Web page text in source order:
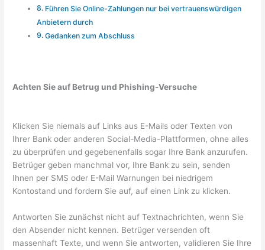
Führen Sie Online-Zahlungen nur bei vertrauenswürdigen
Anbietern durch
Gedanken zum Abschluss
Achten Sie auf Betrug und Phishing-Versuche
Klicken Sie niemals auf Links aus E-Mails oder Texten von
Ihrer Bank oder anderen Social-Media-Plattformen, ohne alles
zu überprüfen und gegebenenfalls sogar Ihre Bank anzurufen.
Betrüger geben manchmal vor, Ihre Bank zu sein, senden
Ihnen per SMS oder E-Mail Warnungen bei niedrigem
Kontostand und fordern Sie auf, auf einen Link zu klicken.
Antworten Sie zunächst nicht auf Textnachrichten, wenn Sie
den Absender nicht kennen. Betrüger versenden oft
massenhaft Texte, und wenn Sie antworten, validieren Sie Ihre